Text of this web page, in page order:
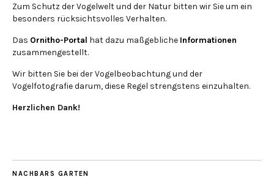
Zum Schutz der Vogelwelt und der Natur bitten wir Sie um ein
besonders rücksichtsvolles Verhalten.
Das Ornitho-Portal hat dazu maßgebliche Informationen
zusammengestellt.
Wir bitten Sie bei der Vogelbeobachtung und der
Vogelfotografie darum, diese Regel strengstens einzuhalten.
Herzlichen Dank!
NACHBARS GARTEN